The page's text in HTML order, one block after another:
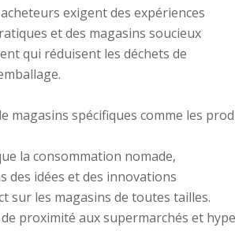
exigent des expériences
et des magasins soucieux
qui réduisent les déchets de
magasins spécifiques comme les
la consommation nomade,
des idées et des innovations
sur les magasins de toutes tailles.
de proximité auxsupermarchés et